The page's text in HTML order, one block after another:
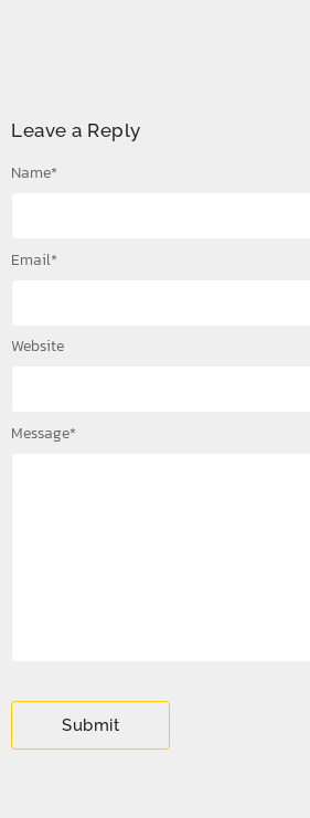
Leave a Reply
Message*
Name*
Email*
Website